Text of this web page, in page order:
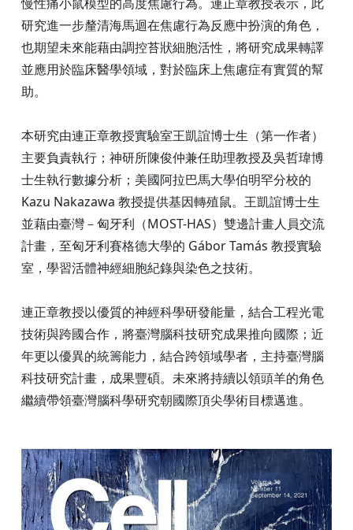
研究進一步釐清海馬迴在焦慮行為反應中扮演的角色，
也期望未來能藉由調控苔狀細胞活性，將研究成果轉譯
並應用於臨床醫學領域，對於臨床上焦慮症有實質的幫
助。
本研究由連正章教授實驗室王凱誼博士生（第一作者）
主要負責執行；神研所陳俊仲兼任助理教授及吳哲瑋博
士生執行數據分析；美國阿拉巴馬大學伯明罕分校的
Kazu Nakazawa 教授提供基因轉殖鼠。王凱誼博士生
並藉由臺灣－匈牙利（MOST-HAS）雙邊計畫人員交流
計畫，至匈牙利賽格德大學的 Gábor Tamás 教授實驗
室，學習活體神經細胞紀錄與染色之技術。
連正章教授以優質的神經科學研發能量，結合工程光電
技術與跨國合作，將臺灣腦科技研究成果推向國際；近
年更以優異的統籌能力，結合跨領域學者，主持臺灣腦
科技研究計畫，成果豐碩。未來將持續以領頭羊的角色
繼續帶領臺灣腦科學研究朝國際頂尖學術目標邁進。